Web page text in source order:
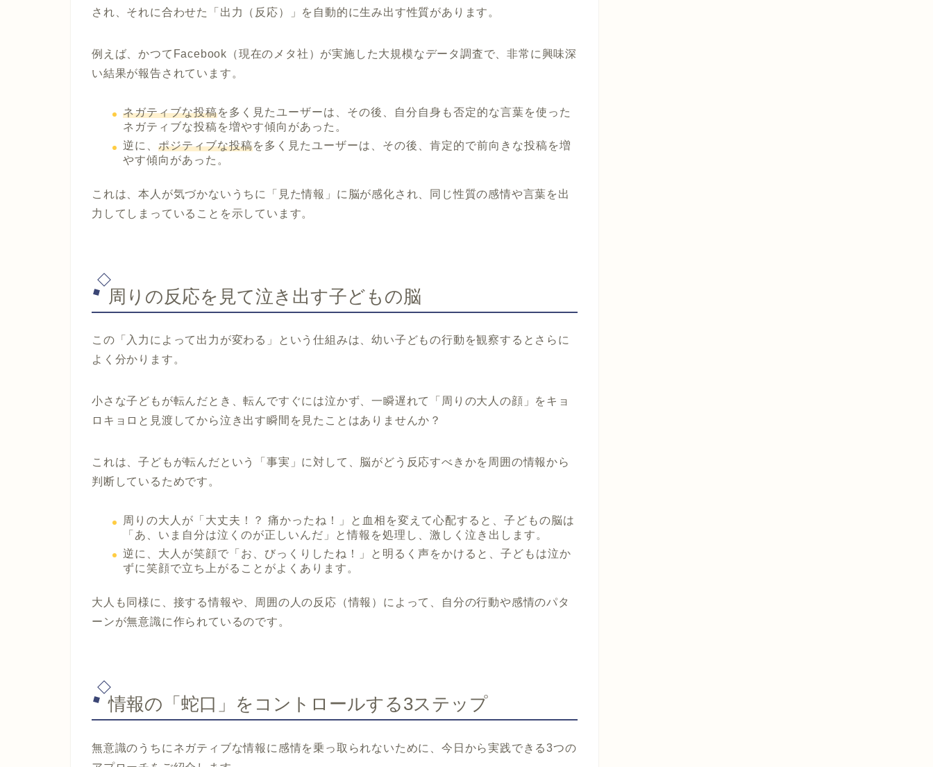
され、それに合わせた「出力（反応）」を自動的に生み出す性質があります。
例えば、かつてFacebook（現在のメタ社）が実施した大規模なデータ調査で、非常に興味深
い結果が報告されています。
ネガティブな投稿を多く見たユーザーは、その後、自分自身も否定的な言葉を使った
ネガティブな投稿を増やす傾向があった。
逆に、 ポジティブな投稿を多く見たユーザーは、その後、肯定的で前向きな投稿を増
やす傾向があった。
これは、本人が気づかないうちに「見た情報」に脳が感化され、同じ性質の感情や言葉を出
力してしまっていることを示しています。
周りの反応を見て泣き出す子どもの脳
この「入力によって出力が変わる」という仕組みは、幼い子どもの行動を観察するとさらに
よく分かります。
小さな子どもが転んだとき、転んですぐには泣かず、一瞬遅れて「周りの大人の顔」をキョ
ロキョロと見渡してから泣き出す瞬間を見たことはありませんか？
これは、子どもが転んだという「事実」に対して、脳がどう反応すべきかを周囲の情報から
判断しているためです。
周りの大人が「大丈夫！？ 痛かったね！」と血相を変えて心配すると、子どもの脳は
「あ、いま自分は泣くのが正しいんだ」と情報を処理し、激しく泣き出します。
逆に、大人が笑顔で「お、びっくりしたね！」と明るく声をかけると、子どもは泣か
ずに笑顔で立ち上がることがよくあります。
大人も同様に、接する情報や、周囲の人の反応（情報）によって、自分の行動や感情のパタ
ーンが無意識に作られているのです。
情報の「蛇口」をコントロールする3ステップ
無意識のうちにネガティブな情報に感情を乗っ取られないために、今日から実践できる3つの